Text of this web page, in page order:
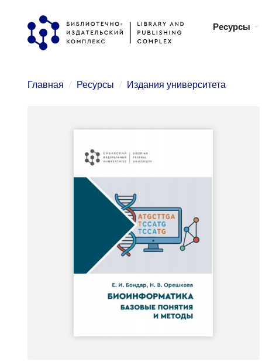
Перейти
основному
Ресурсы
Главная Ресурсы Издания университета